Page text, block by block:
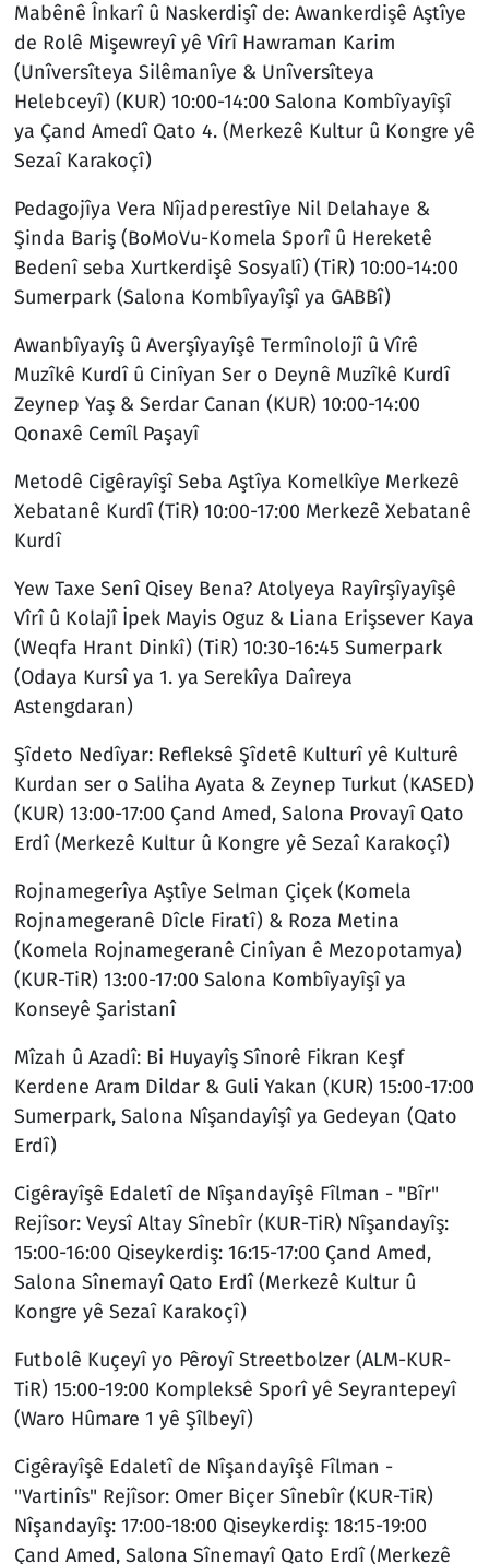
Mabênê Înkarî û Naskerdişî de: Awankerdişê Aştîye
de Rolê Mişewreyî yê Vîrî Hawraman Karim
(Unîversîteya Silêmanîye & Unîversîteya
Helebceyî) (KUR) 10:00-14:00 Salona Kombîyayîşî
ya Çand Amedî Qato 4. (Merkezê Kultur û Kongre yê
Sezaî Karakoçî)
Pedagojîya Vera Nîjadperestîye Nil Delahaye &
Şinda Bariş (BoMoVu-Komela Sporî û Hereketê
Bedenî seba Xurtkerdişê Sosyalî) (TiR) 10:00-14:00
Sumerpark (Salona Kombîyayîşî ya GABBî)
Awanbîyayîş û Averşîyayîşê Termînolojî û Vîrê
Muzîkê Kurdî û Cinîyan Ser o Deynê Muzîkê Kurdî
Zeynep Yaş & Serdar Canan (KUR) 10:00-14:00
Qonaxê Cemîl Paşayî
Metodê Cigêrayîşî Seba Aştîya Komelkîye Merkezê
Xebatanê Kurdî (TiR) 10:00-17:00 Merkezê Xebatanê
Kurdî
Yew Taxe Senî Qisey Bena? Atolyeya Rayîrşîyayîşê
Vîrî û Kolajî İpek Mayis Oguz & Liana Erişsever Kaya
(Weqfa Hrant Dinkî) (TiR) 10:30-16:45 Sumerpark
(Odaya Kursî ya 1. ya Serekîya Daîreya
Astengdaran)
Şîdeto Nedîyar: Refleksê Şîdetê Kulturî yê Kulturê
Kurdan ser o Saliha Ayata & Zeynep Turkut (KASED)
(KUR) 13:00-17:00 Çand Amed, Salona Provayî Qato
Erdî (Merkezê Kultur û Kongre yê Sezaî Karakoçî)
Rojnamegerîya Aştîye Selman Çiçek (Komela
Rojnamegeranê Dîcle Firatî) & Roza Metina
(Komela Rojnamegeranê Cinîyan ê Mezopotamya)
(KUR-TiR) 13:00-17:00 Salona Kombîyayîşî ya
Konseyê Şaristanî
Mîzah û Azadî: Bi Huyayîş Sînorê Fikran Keşf
Kerdene Aram Dildar & Guli Yakan (KUR) 15:00-17:00
Sumerpark, Salona Nîşandayîşî ya Gedeyan (Qato
Erdî)
Cigêrayîşê Edaletî de Nîşandayîşê Fîlman - "Bîr"
Rejîsor: Veysî Altay Sînebîr (KUR-TiR) Nîşandayîş:
15:00-16:00 Qiseykerdiş: 16:15-17:00 Çand Amed,
Salona Sînemayî Qato Erdî (Merkezê Kultur û
Kongre yê Sezaî Karakoçî)
Futbolê Kuçeyî yo Pêroyî Streetbolzer (ALM-KUR-
TiR) 15:00-19:00 Kompleksê Sporî yê Seyrantepeyî
(Waro Hûmare 1 yê Şîlbeyî)
Cigêrayîşê Edaletî de Nîşandayîşê Fîlman -
"Vartinîs" Rejîsor: Omer Biçer Sînebîr (KUR-TiR)
Nîşandayîş: 17:00-18:00 Qiseykerdiş: 18:15-19:00
Çand Amed, Salona Sînemayî Qato Erdî (Merkezê